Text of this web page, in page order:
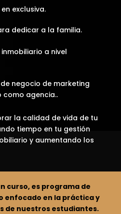
exclusiva.
dedicar a la familia.
a nivel
negocio de marketing
como agencia..
la calidad de vida de tu
tiempo en tu gestión
y aumentando los
curso, es programa de
enfocado en la práctica y
de nuestros estudiantes.